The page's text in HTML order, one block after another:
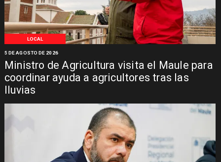
LOCAL
Ministro de Agricultura visita el Maule para
coordinar ayuda a agricultores tras las
lluvias
5 DE AGOSTO DE 2026